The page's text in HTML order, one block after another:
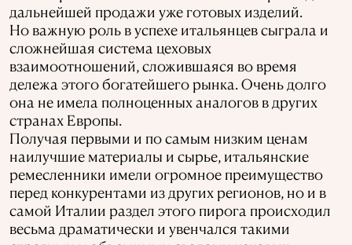
дальнейшей продажи уже готовых изделий.
Но важную роль в успехе итальянцев сыграла и
сложнейшая система цеховых
взаимоотношений, сложившаяся во время
дележа этого богатейшего рынка. Очень долго
она не имела полноценных аналогов в других
странах Европы.
Получая первыми и по самым низким ценам
наилучшие материалы и сырье, итальянские
ремесленники имели огромное преимущество
перед конкурентами из других регионов, но и в
самой Италии раздел этого пирога происходил
весьма драматически и увенчался такими